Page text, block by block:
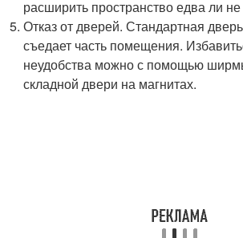
расширить пространство едва ли
Отказ от дверей. Стандартная
съедает часть помещения.
неудобства можно с помощью
складной двери на магнитах.